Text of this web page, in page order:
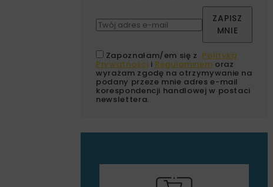
ZAPISZ
MNIE
Zapoznałam/em się z Polityką
Prywatności i Regulaminem oraz
wyrażam zgodę na otrzymywanie na
podany przeze mnie adres e-mail
korespondencji handlowej w postaci
newslettera.